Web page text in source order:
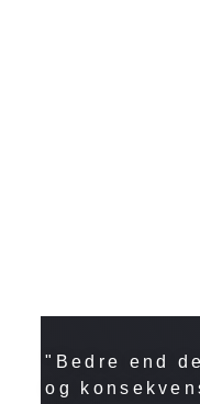
"Bedre end
og